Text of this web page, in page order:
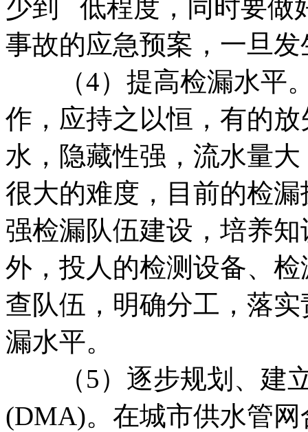
少到 低程度，同时要做
事故的应急预案，一旦
（4）提高检漏水平。
作，应持之以恒，有的
水，隐藏性强，流水量
很大的难度，目前的检
强检漏队伍建设，培养
外，投人的检测设备、
查队伍，明确分工，落
漏水平。
（5）逐步规划、建立
(DMA)。在城市供水管